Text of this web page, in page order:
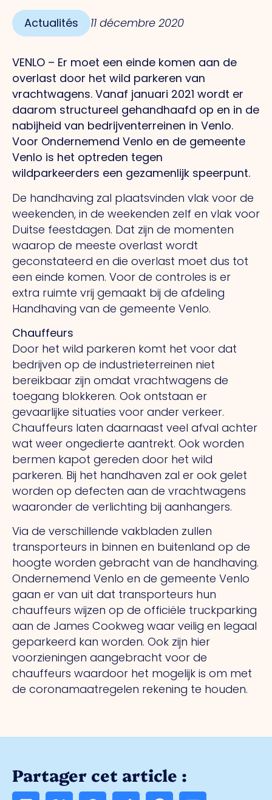
Actualités 11 décembre 2020
VENLO – Er moet een einde komen aan de
overlast door het wild parkeren van
vrachtwagens. Vanaf januari 2021 wordt er
daarom structureel gehandhaafd op en in de
nabijheid van bedrijventerreinen in Venlo.
Voor Ondernemend Venlo en de gemeente
Venlo is het optreden tegen
wildparkeerders een gezamenlijk speerpunt.
De handhaving zal plaatsvinden vlak voor de
weekenden, in de weekenden zelf en vlak voor
Duitse feestdagen. Dat zijn de momenten
waarop de meeste overlast wordt
geconstateerd en die overlast moet dus tot
een einde komen. Voor de controles is er
extra ruimte vrij gemaakt bij de afdeling
Handhaving van de gemeente Venlo.
Chauffeurs
Door het wild parkeren komt het voor dat
bedrijven op de industrieterreinen niet
bereikbaar zijn omdat vrachtwagens de
toegang blokkeren. Ook ontstaan er
gevaarlijke situaties voor ander verkeer.
Chauffeurs laten daarnaast veel afval achter
wat weer ongedierte aantrekt. Ook worden
bermen kapot gereden door het wild
parkeren. Bij het handhaven zal er ook gelet
worden op defecten aan de vrachtwagens
waaronder de verlichting bij aanhangers.
Via de verschillende vakbladen zullen
transporteurs in binnen en buitenland op de
hoogte worden gebracht van de handhaving.
Ondernemend Venlo en de gemeente Venlo
gaan er van uit dat transporteurs hun
chauffeurs wijzen op de officiële truckparking
aan de James Cookweg waar veilig en legaal
geparkeerd kan worden. Ook zijn hier
voorzieningen aangebracht voor de
chauffeurs waardoor het mogelijk is om met
de coronamaatregelen rekening te houden.
Partager cet article :